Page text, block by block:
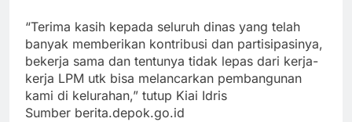
“Terima kasih kepada seluruh dinas yang telah
banyak memberikan kontribusi dan partisipasinya,
bekerja sama dan tentunya tidak lepas dari kerja-
kerja LPM utk bisa melancarkan pembangunan
kami di kelurahan,” tutup Kiai Idris
Sumber berita.depok.go.id